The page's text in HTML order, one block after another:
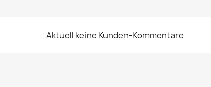
Aktuell keine Kunden-Kommentare